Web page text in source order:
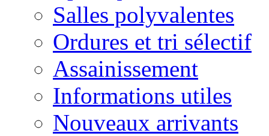
Salles polyvalentes
Ordures et tri sélectif
Assainissement
Informations utiles
Nouveaux arrivants